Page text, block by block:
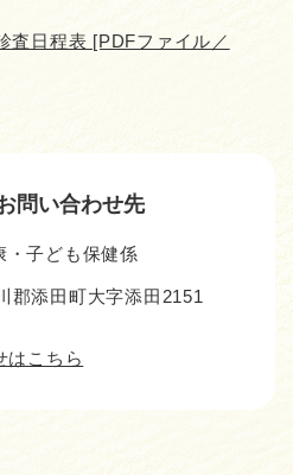
査日程表 [PDFファイル／
問い合わせ先
・子ども保健係
郡添田町大字添田2151
はこちら